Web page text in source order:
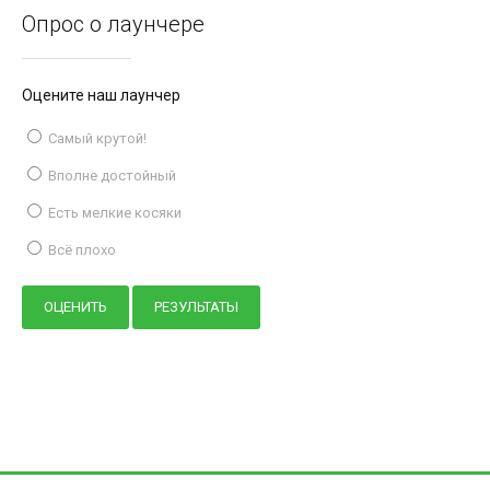
Опрос о лаунчере
Оцените наш лаунчер
Самый крутой!
Вполне достойный
Есть мелкие косяки
Всё плохо